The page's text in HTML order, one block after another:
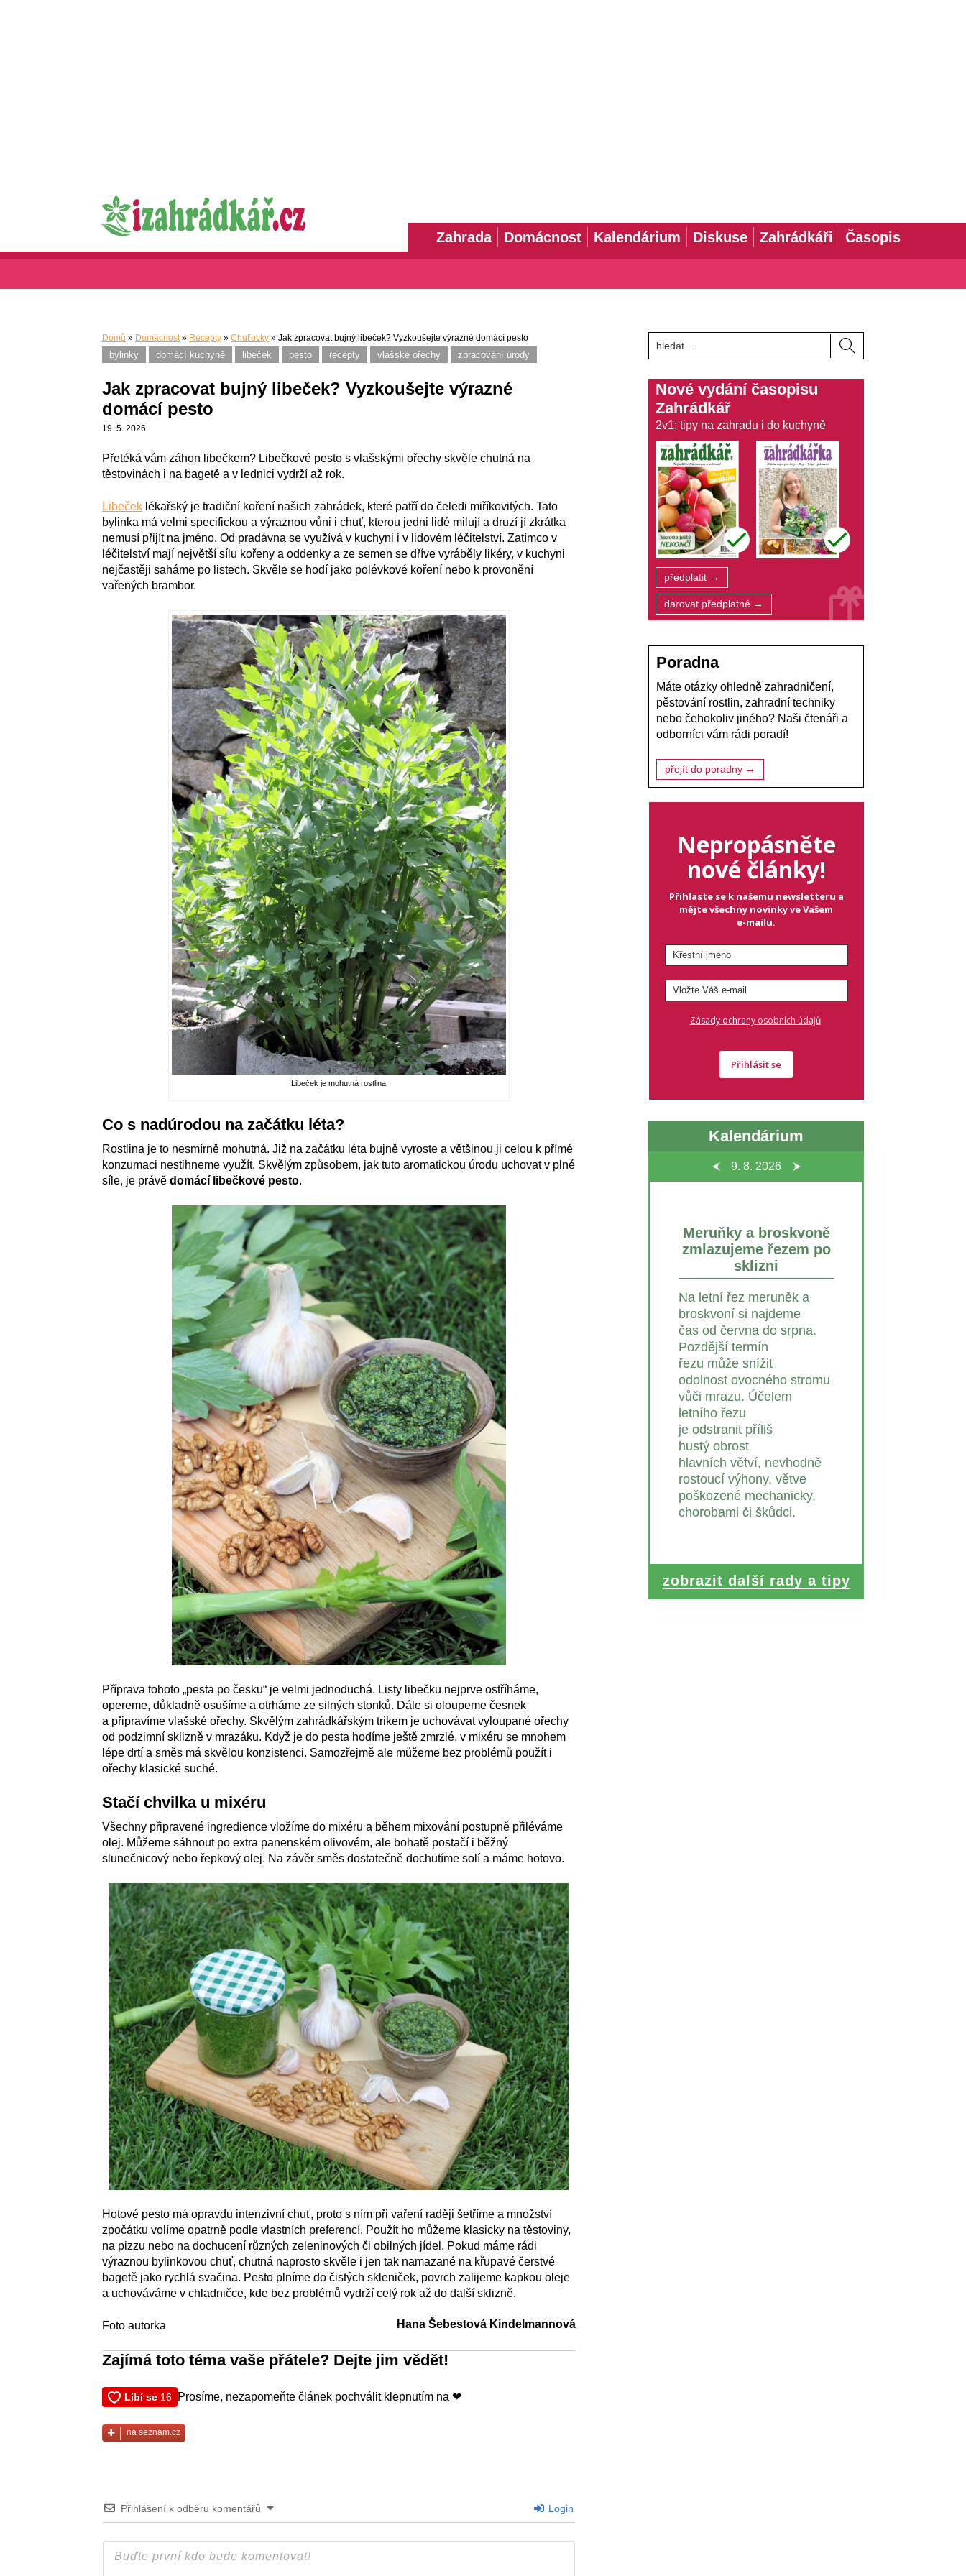
Zahrada Domácnost Kalendárium Diskuse Zahrádkáři Časopis
Domů » Domácnost» Recepty » Chuťovky » Jak zpracovat bujný libeček? Vyzkoušejte výrazné domácí pesto
bylinky domácí kuchyně libeček pesto recepty vlašské ořechy zpracování úrody
Jak zpracovat bujný libeček? Vyzkoušejte výrazné
domácí pesto
19. 5. 2026
Přetéká vám záhon libečkem? Libečkové pesto s vlašskými ořechy skvěle chutná na
těstovinách i na bagetě a v lednici vydrží až rok.
Libeček lékařský je tradiční koření našich zahrádek, které patří do čeledi miříkovitých. Tato
bylinka má velmi specifickou a výraznou vůni i chuť, kterou jedni lidé milují a druzí jí zkrátka
nemusí přijít na jméno. Od pradávna se využívá v kuchyni i v lidovém léčitelství. Zatímco v
léčitelství mají největší sílu kořeny a oddenky a ze semen se dříve vyráběly likéry, v kuchyni
nejčastěji saháme po listech. Skvěle se hodí jako polévkové koření nebo k provonění
vařených brambor.
Libeček je mohutná rostlina
Co s nadúrodou na začátku léta?
Rostlina je to nesmírně mohutná. Již na začátku léta bujně vyroste a většinou ji celou k přímé
konzumaci nestihneme využít. Skvělým způsobem, jak tuto aromatickou úrodu uchovat v plné
síle, je právě domácí libečkové pesto.
Příprava tohoto „pesta po česku“ je velmi jednoduchá. Listy libečku nejprve ostříháme,
opereme, důkladně osušíme a otrháme ze silných stonků. Dále si oloupeme česnek
a připravíme vlašské ořechy. Skvělým zahrádkářským trikem je uchovávat vyloupané ořechy
od podzimní sklizně v mrazáku. Když je do pesta hodíme ještě zmrzlé, v mixéru se mnohem
lépe drtí a směs má skvělou konzistenci. Samozřejmě ale můžeme bez problémů použít i
ořechy klasické suché.
Stačí chvilka u mixéru
Všechny připravené ingredience vložíme do mixéru a během mixování postupně přiléváme
olej. Můžeme sáhnout po extra panenském olivovém, ale bohatě postačí i běžný
slunečnicový nebo řepkový olej. Na závěr směs dostatečně dochutíme solí a máme hotovo.
Hotové pesto má opravdu intenzivní chuť, proto s ním při vaření raději šetříme a množství
zpočátku volíme opatrně podle vlastních preferencí. Použít ho můžeme klasicky na těstoviny,
na pizzu nebo na dochucení různých zeleninových či obilných jídel. Pokud máme rádi
výraznou bylinkovou chuť, chutná naprosto skvěle i jen tak namazané na křupavé čerstvé
bagetě jako rychlá svačina. Pesto plníme do čistých skleniček, povrch zalijeme kapkou oleje
a uchováváme v chladničce, kde bez problémů vydrží celý rok až do další sklizně.
Foto autorka Hana Šebestová Kindelmannová
Zajímá toto téma vaše přátele? Dejte jim vědět!
Prosíme, nezapomeňte článek pochválit klepnutím na ❤
na seznam.cz
Přihlášení k odběru komentářů Login
Nové vydání časopisu
Zahrádkář
2v1: tipy na zahradu i do kuchyně
předplatit →
darovat předplatné →
Poradna
Máte otázky ohledně zahradničení,
pěstování rostlin, zahradní techniky
nebo čehokoliv jiného? Naši čtenáři a
odborníci vám rádi poradí!
přejít do poradny →
Nepropásněte
nové články!
Přihlaste se k našemu newsletteru a
mějte všechny novinky ve Vašem
e-mailu.
Zásady ochrany osobních údajů.
Přihlásit se
Kalendárium
9. 8. 2026
Meruňky a broskvoně
zmlazujeme řezem po
sklizni
Na letní řez meruněk a
broskvoní si najdeme
čas od června do srpna.
Pozdější termín
řezu může snížit
odolnost ovocného stromu
vůči mrazu. Účelem
letního řezu
je odstranit příliš
hustý obrost
hlavních větví, nevhodně
rostoucí výhony, větve
poškozené mechanicky,
chorobami či škůdci.
zobrazit další rady a tipy